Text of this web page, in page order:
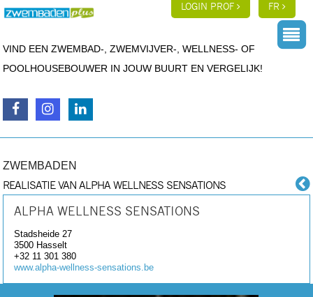
LOGIN PROF FR
VIND EEN ZWEMBAD-, ZWEMVIJVER-, WELLNESS- OF
POOLHOUSEBOUWER IN JOUW BUURT EN VERGELIJK!
ZWEMBADEN
REALISATIE VAN ALPHA WELLNESS SENSATIONS
ALPHA WELLNESS SENSATIONS
Stadsheide 27
3500 Hasselt
+32 11 301 380
www.alpha-wellness-sensations.be